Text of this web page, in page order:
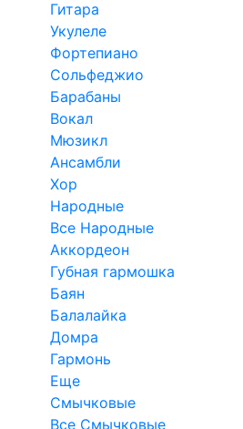
Гитара
Укулеле
Фортепиано
Сольфеджио
Барабаны
Вокал
Мюзикл
Ансамбли
Хор
Народные
Все Народные
Аккордеон
Губная гармошка
Баян
Балалайка
Домра
Гармонь
Еще
Смычковые
Все Смычковые